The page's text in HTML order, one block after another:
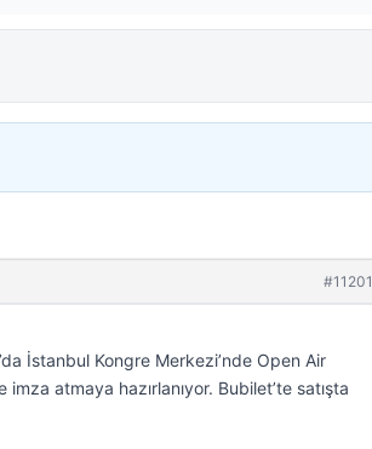
#11201
İstanbul Kongre Merkezi’nde Open Air
atmaya hazırlanıyor. Bubilet’te satışta